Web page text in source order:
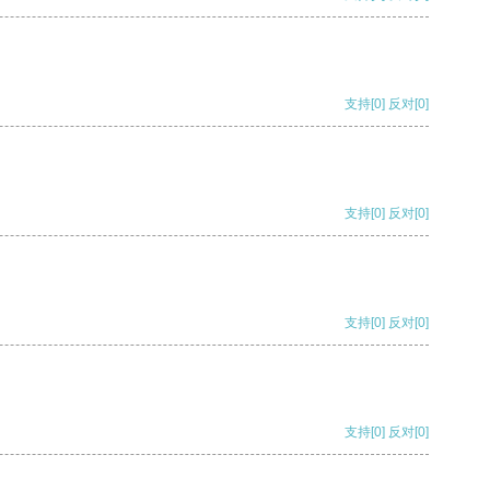
支持[0] 反对[0]
支持[0] 反对[0]
支持[0] 反对[0]
支持[0] 反对[0]